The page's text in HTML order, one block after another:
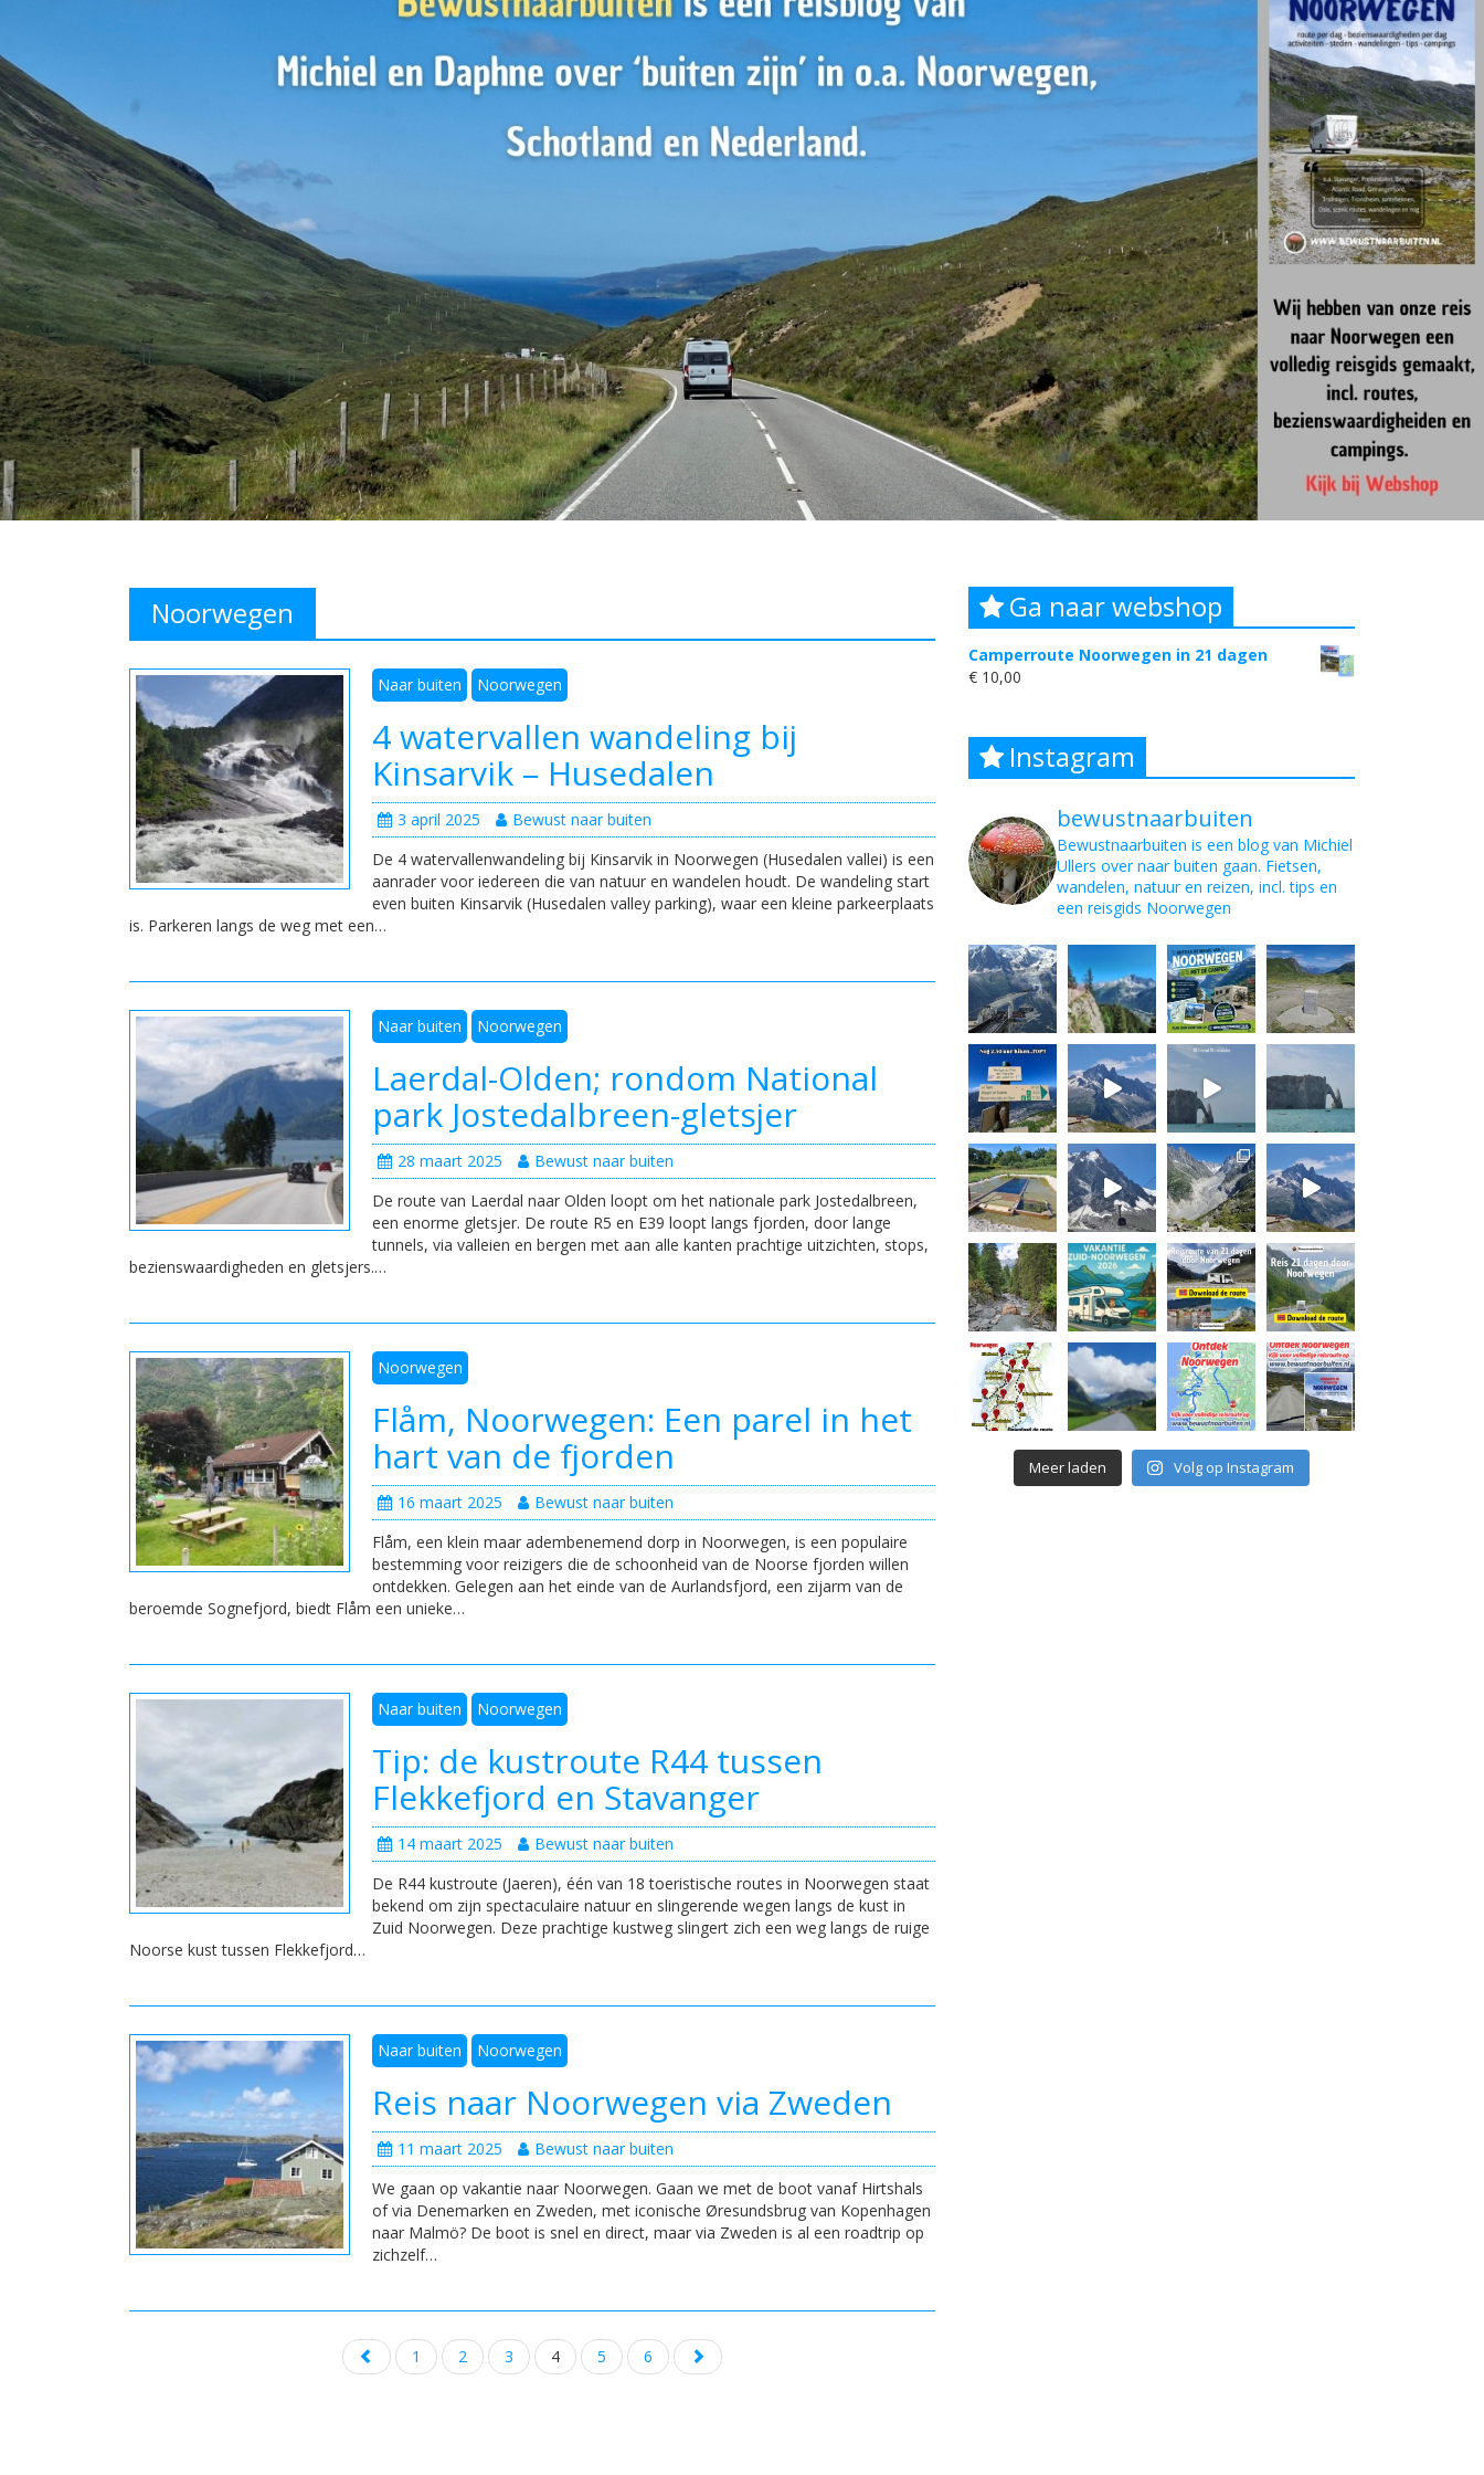
Noorwegen
Naar buiten Noorwegen
4 watervallen wandeling bij
Kinsarvik – Husedalen
3 april 2025
Bewust naar buiten
De 4 watervallenwandeling bij Kinsarvik in Noorwegen (Husedalen vallei) is een
aanrader voor iedereen die van natuur en wandelen houdt. De wandeling start
even buiten Kinsarvik (Husedalen valley parking), waar een kleine parkeerplaats
is. Parkeren langs de weg met een…
Naar buiten Noorwegen
Laerdal-Olden; rondom National
park Jostedalbreen-gletsjer
28 maart 2025
Bewust naar buiten
De route van Laerdal naar Olden loopt om het nationale park Jostedalbreen,
een enorme gletsjer. De route R5 en E39 loopt langs fjorden, door lange
tunnels, via valleien en bergen met aan alle kanten prachtige uitzichten, stops,
bezienswaardigheden en gletsjers.…
Noorwegen
Flåm, Noorwegen: Een parel in het
hart van de fjorden
16 maart 2025
Bewust naar buiten
Flåm, een klein maar adembenemend dorp in Noorwegen, is een populaire
bestemming voor reizigers die de schoonheid van de Noorse fjorden willen
ontdekken. Gelegen aan het einde van de Aurlandsfjord, een zijarm van de
beroemde Sognefjord, biedt Flåm een unieke…
Naar buiten Noorwegen
Tip: de kustroute R44 tussen
Flekkefjord en Stavanger
14 maart 2025
Bewust naar buiten
De R44 kustroute (Jaeren), één van 18 toeristische routes in Noorwegen staat
bekend om zijn spectaculaire natuur en slingerende wegen langs de kust in
Zuid Noorwegen. Deze prachtige kustweg slingert zich een weg langs de ruige
Noorse kust tussen Flekkefjord…
Naar buiten Noorwegen
Reis naar Noorwegen via Zweden
11 maart 2025
Bewust naar buiten
We gaan op vakantie naar Noorwegen. Gaan we met de boot vanaf Hirtshals
of via Denemarken en Zweden, met iconische Øresundsbrug van Kopenhagen
naar Malmö? De boot is snel en direct, maar via Zweden is al een roadtrip op
zichzelf…
1 2 3 4 5 6
Ga naar webshop
Camperroute Noorwegen in 21 dagen
€ 10,00
Instagram
bewustnaarbuiten
Bewustnaarbuiten is een blog van Michiel
Ullers over naar buiten gaan. Fietsen,
wandelen, natuur en reizen, incl. tips en
een reisgids Noorwegen
Meer laden Volg op Instagram